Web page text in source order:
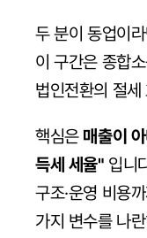
두 분이 동업이
이 구간은 종합
법인전환의 절
핵심은 매출이
득세 세율" 입니
구조·운영 비용
가지 변수를 나